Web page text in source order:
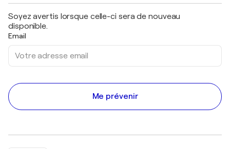
Soyez avertis lorsque celle-ci sera de nouveau
disponible.
Email
Me prévenir